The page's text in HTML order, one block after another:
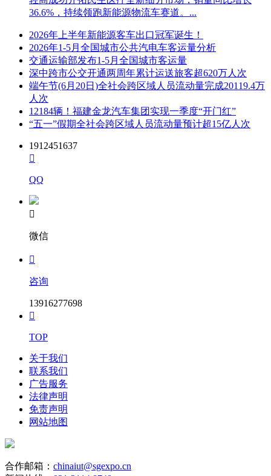
36.6%，持续领跑新能源物流车赛道。...
2026年上半年新能源客车出口冠军诞生！
2026年1-5月全国城市公共汽电车客运量分析
交通运输部发布1-5月全国城市客运量
深中跨市公交开通两周年累计运送旅客超620万人次
端午节(6月20日)全社会跨区域人员流动量完成20119.4万
人次
12184辆！福建金龙汽车集团实现一季度“开门红”
“五一”假期全社会跨区域人员流动量预计超15亿人次
1912451637

QQ

微信

咨询
13916277698

TOP
关于我们
联系我们
广告服务
法律声明
免责声明
网站地图
合作邮箱： chinaiut@sgexpo.cn